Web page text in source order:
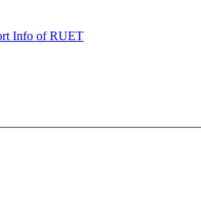
Info ofRUET